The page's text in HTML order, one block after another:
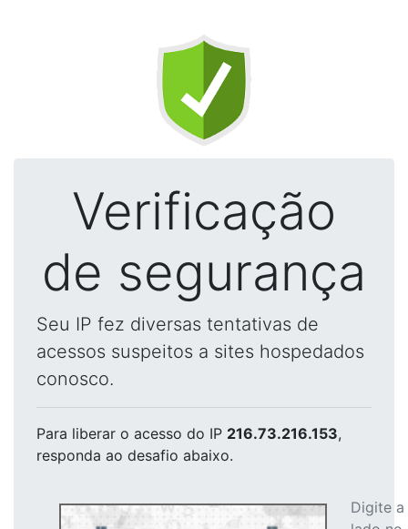
Verificação
de segurança
Seu IP fez diversas tentativas de
acessos suspeitos a sites hospedados
conosco.
Para liberar o acesso do IP 216.73.216.153,
responda ao desafio abaixo.
Digite